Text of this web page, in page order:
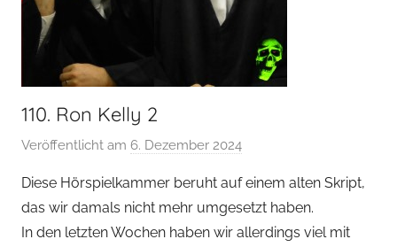
110. Ron Kelly 2
Veröffentlicht am 6. Dezember 2024
n
H
o
Diese Hörspielkammer beruht auf einem alten Skript,
das wir damals nicht mehr umgesetzt haben.
In den letzten Wochen haben wir allerdings viel mit